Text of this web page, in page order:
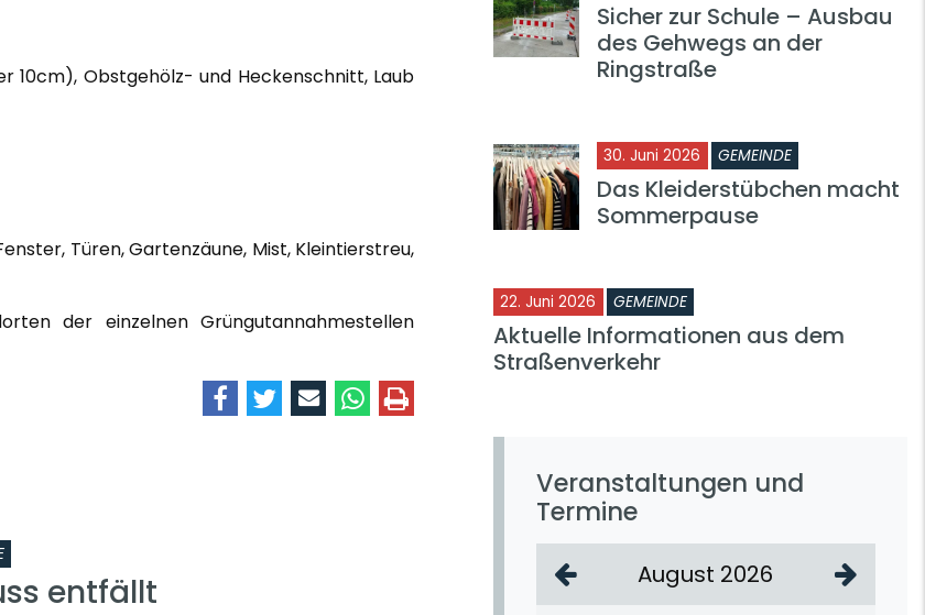
10cm), Obstgehölz- und Heckenschnitt, Laub
Türen, Gartenzäune, Mist, Kleintierstreu,
der einzelnen Grüngutannahmestellen
entfällt
Sicher zur Schule – Ausbau
des Gehwegs an der
Ringstraße
30. Juni 2026 GEMEINDE
Das Kleiderstübchen macht
Sommerpause
22. Juni 2026 GEMEINDE
Aktuelle Informationen aus dem
Straßenverkehr
Veranstaltungen und
Termine
August 2026